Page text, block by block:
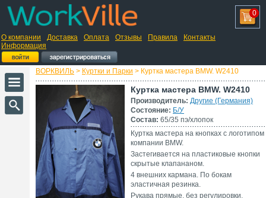
О компании Доставка Оплата Отзывы Правила
Контакты
Информация
0
ВОРКВИЛЬ > Куртки и Парки > Куртка мастера BMW. W2410
Куртка мастера BMW. W2410
Производитель: Другие (Германия)
Состояние: Б/У
Состав: 65/35 пэ/хлопок
Куртка мастера на кнопках с логотипом
компании BMW.
Застегивается на пластиковые кнопки
скрытые клапананом.
4 внешних кармана. По бокам
эластичная резинка.
Рукава прямые, без регулировки.